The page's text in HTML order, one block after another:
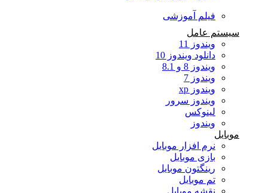
فیلم آموزشی
سیستم عامل
ویندوز 11
دانلود ویندوز 10
ویندوز 8 و 8.1
ویندوز 7
ویندوز xp
ویندوز سرور
لینوکس
ویندوز
موبایل
نرم افزار موبایل
بازی موبایل
رینگتون موبایل
تم موبایل
نقشه موبایل